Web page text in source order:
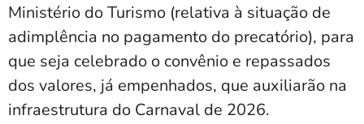
Ministério do Turismo (relativa à situação de
adimplência no pagamento do precatório), para
que seja celebrado o convênio e repassados
dos valores, já empenhados, que auxiliarão na
infraestrutura do Carnaval de 2026.